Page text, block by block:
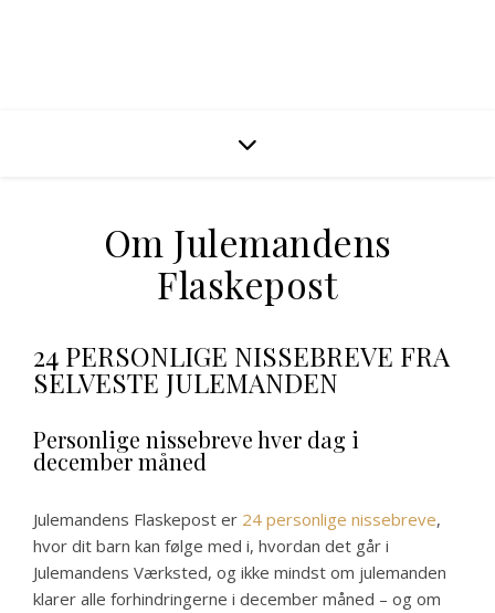
Om Julemandens
Flaskepost
24 PERSONLIGE NISSEBREVE FRA
SELVESTE JULEMANDEN
Personlige nissebreve hver dag i
december måned
Julemandens Flaskepost er 24 personlige nissebreve,
hvor dit barn kan følge med i, hvordan det går i
Julemandens Værksted, og ikke mindst om julemanden
klarer alle forhindringerne i december måned – og om